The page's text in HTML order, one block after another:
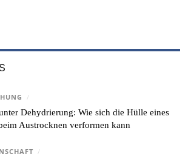
/
Dehydrierung: Wie sich die Hülle eines
Austrocknen verformen kann
/